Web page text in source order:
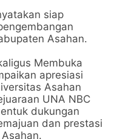
siap
Asahan.
Membuka
apresiasi
Asahan
UNA NBC
dukungan
dan prestasi